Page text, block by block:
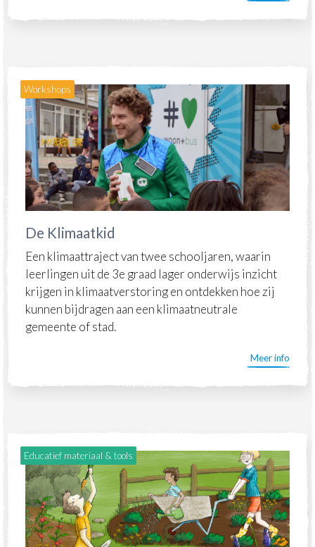
Workshops
De Klimaatkid
Een klimaattraject van twee schooljaren, waarin
leerlingen uit de 3e graad lager onderwijs inzicht
krijgen in klimaatverstoring en ontdekken hoe zij
kunnen bijdragen aan een klimaatneutrale
gemeente of stad.
Meer info
Educatief materiaal & tools